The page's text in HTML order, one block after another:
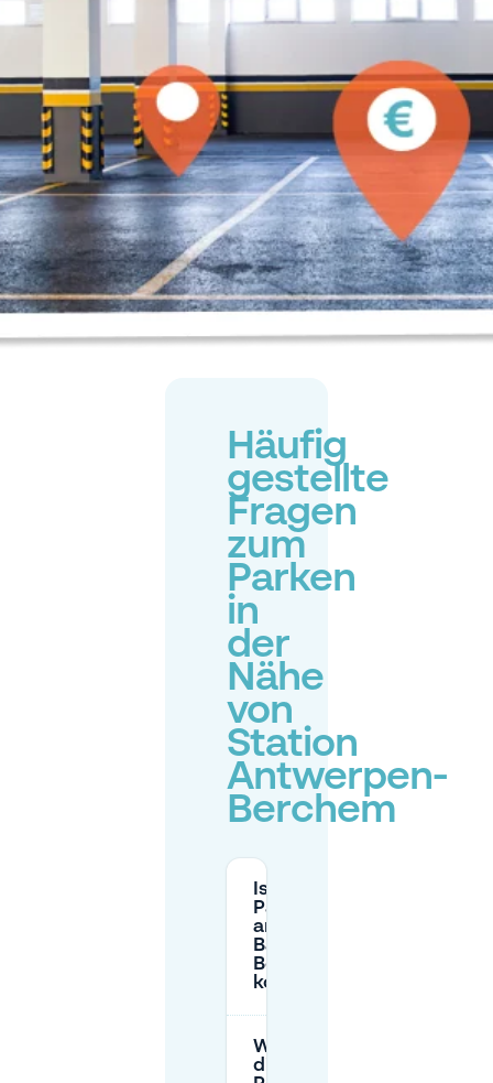
Häufig
gestellte
Fragen
zum
Parken
in
der
Nähe
von
Station
Antwerpen-
Berchem
Ist das
Parken
am
Bahnhof
Berchem
kostenlos?
Wie hoch sind
die